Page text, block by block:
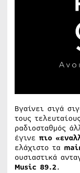
Βγαίνει σιγά
τους
ραδιοσταθμός
έγινε πιο
ελάχιστο τα
ουσιαστικά
Music 89.2.